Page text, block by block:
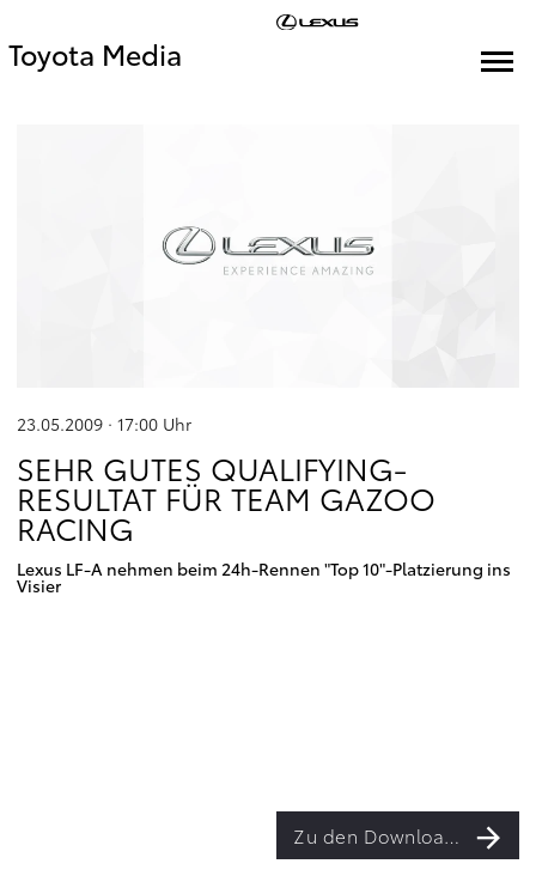
Toyota Media
23.05.2009 · 17:00 Uhr
SEHR GUTES QUALIFYING-
RESULTAT FÜR TEAM GAZOO
RACING
Lexus LF-A nehmen beim 24h-Rennen "Top 10"-Platzierung ins
Visier
Zu den Downloads